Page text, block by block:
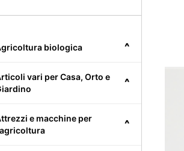
^
biologica
^
vari per Casa, Orto e
^
e macchine per